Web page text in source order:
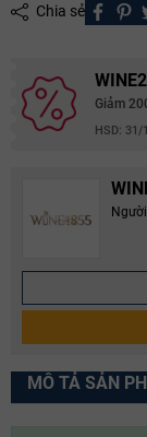
Chia sẻ
Giảm
HSD: 31/
MÔ TẢ SẢN